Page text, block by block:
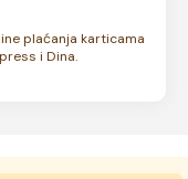
plaćanja karticama
i Dina.